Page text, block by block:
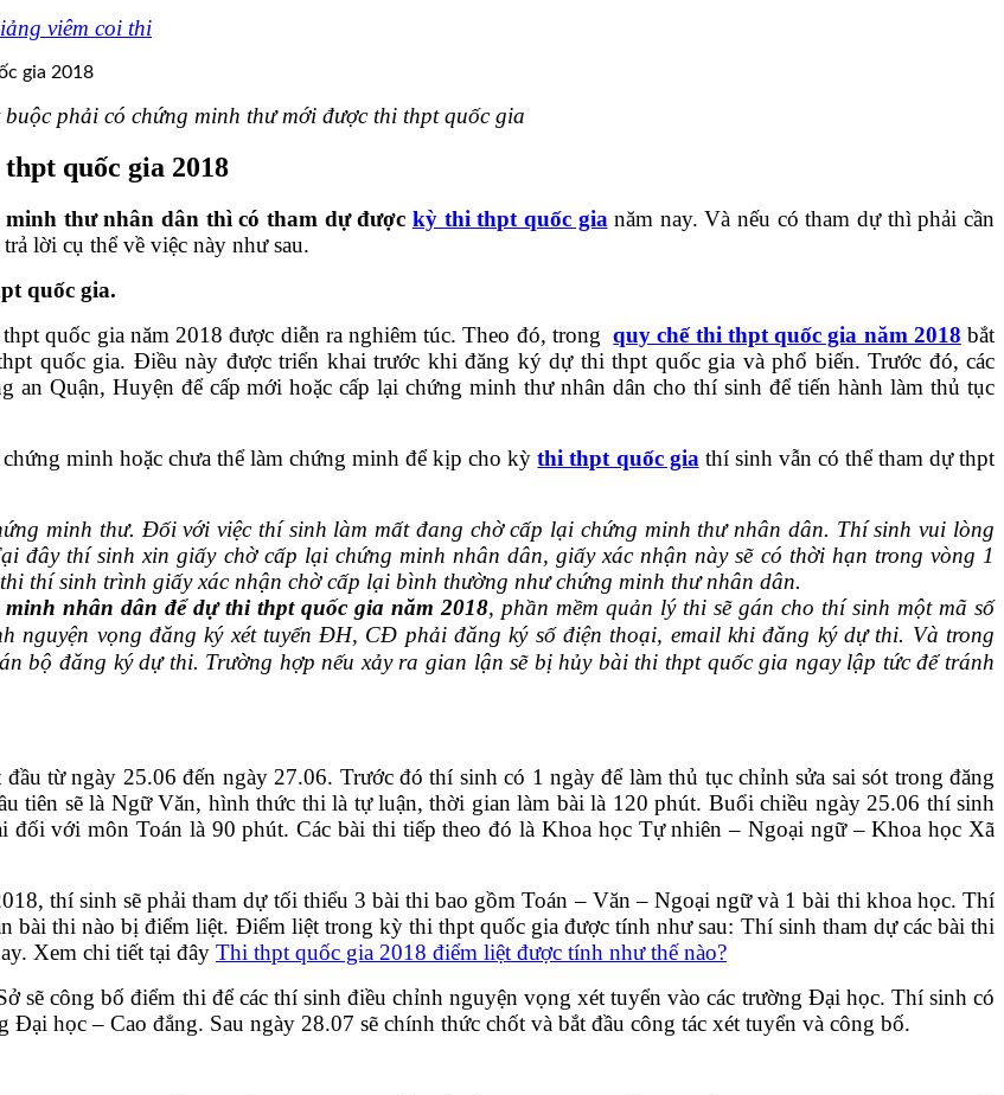
viêm coi thi
phải có chứng minh thư mới được thi thpt quốc gia
quốc gia 2018
minh thư nhân dân thì có tham dự được kỳ thi thpt quốc gia năm nay. Và nếu có tham dự thì phải cần
lời cụ thể về việc này như sau.
quốc gia.
quốc gia năm 2018 được diễn ra nghiêm túc. Theo đó, trongquy chế thi thpt quốc gia năm 2018 bắt
quốc gia. Điều này được triển khai trước khi đăng ký dự thi thpt quốc gia và phổ biến. Trước đó, các
Quận, Huyện để cấp mới hoặc cấp lại chứng minh thư nhân dân cho thí sinh để tiến hành làm thủ tục
minh hoặc chưa thể làm chứng minh để kịp cho kỳthi thpt quốc gia thí sinh vẫn có thể tham dự thpt
minh thư. Đối với việc thí sinh làm mất đang chờ cấp lại chứng minh thư nhân dân. Thí sinh vui lòng
đây thí sinh xin giấy chờ cấp lại chứng minh nhân dân, giấy xác nhận này sẽ có thời hạn trong vòng 1
thí sinh trình giấy xác nhận chờ cấp lại bình thường như chứng minh thư nhân dân.
nhân dân để dự thi thpt quốc gia năm 2018, phần mềm quản lý thi sẽ gán cho thí sinh một mã số
nguyện vọng đăng ký xét tuyển ĐH, CĐ phải đăng ký số điện thoại, email khi đăng ký dự thi. Và trong
bộ đăng ký dự thi. Trường hợp nếu xảy ra gian lận sẽ bị hủy bài thi thpt quốc gia ngay lập tức để tránh
từ ngày 25.06 đến ngày 27.06. Trước đó thí sinh có 1 ngày để làm thủ tục chỉnh sửa sai sót trong đăng
sẽ là Ngữ Văn, hình thức thi là tự luận, thời gian làm bài là 120 phút. Buổi chiều ngày 25.06 thí sinh
đối với môn Toán là 90 phút. Các bài thi tiếp theo đó là Khoa học Tự nhiên – Ngoại ngữ – Khoa học Xã
thí sinh sẽ phải tham dự tối thiểu 3 bài thi bao gồm Toán – Văn – Ngoại ngữ và 1 bài thi khoa học. Thí
bài thi nào bị điểm liệt. Điểm liệt trong kỳ thi thpt quốc gia được tính như sau: Thí sinh tham dự các bài thi
Xem chi tiết tại đây Thi thpt quốc gia 2018 điểm liệt được tính như thế nào?
sẽ công bố điểm thi để các thí sinh điều chỉnh nguyện vọng xét tuyển vào các trường Đại học. Thí sinh có
học – Cao đẳng. Sau ngày 28.07 sẽ chính thức chốt và bắt đầu công tác xét tuyển và công bố.